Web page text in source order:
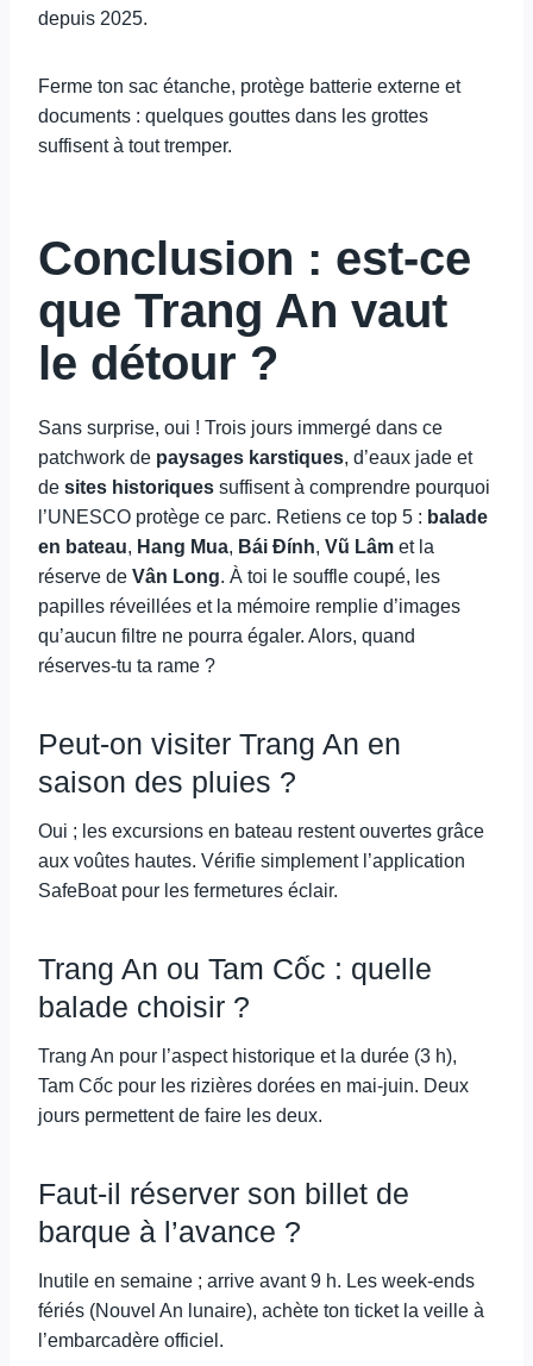
depuis 2025.
Ferme ton sac étanche, protège batterie externe et
documents : quelques gouttes dans les grottes
suffisent à tout tremper.
Conclusion : est-ce
que Trang An vaut
le détour ?
Sans surprise, oui ! Trois jours immergé dans ce
patchwork de paysages karstiques, d’eaux jade et
de sites historiques suffisent à comprendre pourquoi
l’UNESCO protège ce parc. Retiens ce top 5 : balade
en bateau, Hang Mua, Bái Đính, Vũ Lâm et la
réserve de Vân Long. À toi le souffle coupé, les
papilles réveillées et la mémoire remplie d’images
qu’aucun filtre ne pourra égaler. Alors, quand
réserves-tu ta rame ?
Peut-on visiter Trang An en
saison des pluies ?
Oui ; les excursions en bateau restent ouvertes grâce
aux voûtes hautes. Vérifie simplement l’application
SafeBoat pour les fermetures éclair.
Trang An ou Tam Cốc : quelle
balade choisir ?
Trang An pour l’aspect historique et la durée (3 h),
Tam Cốc pour les rizières dorées en mai-juin. Deux
jours permettent de faire les deux.
Faut-il réserver son billet de
barque à l’avance ?
Inutile en semaine ; arrive avant 9 h. Les week-ends
fériés (Nouvel An lunaire), achète ton ticket la veille à
l’embarcadère officiel.